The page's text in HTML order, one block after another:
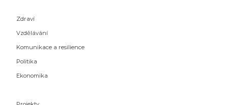
Zdraví
Vzdělávání
Komunikace a resilience
Politika
Ekonomika